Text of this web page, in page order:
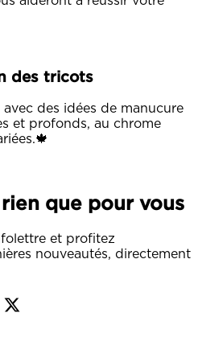
des tricots
des idées de manucure
et profonds, au chrome
que pour vous
et profitez
nouveautés, directement